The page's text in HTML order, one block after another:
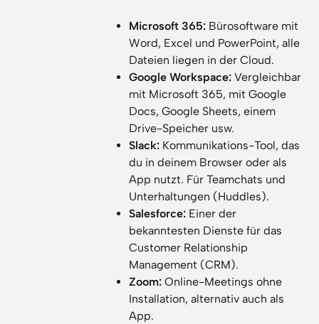
Microsoft 365: Bürosoftware mit
Word, Excel und PowerPoint, alle
Dateien liegen in der Cloud.
Google Workspace:Vergleichbar
mit Microsoft 365, mit Google
Docs, Google Sheets, einem
Drive-Speicher usw.
Slack:Kommunikations-Tool, das
du in deinem Browser oder als
App nutzt. Für Teamchats und
Unterhaltungen (Huddles).
Salesforce:Einer der
bekanntesten Dienste für das
Customer Relationship
Management (CRM).
Zoom:Online-Meetings ohne
Installation, alternativ auch als
App.